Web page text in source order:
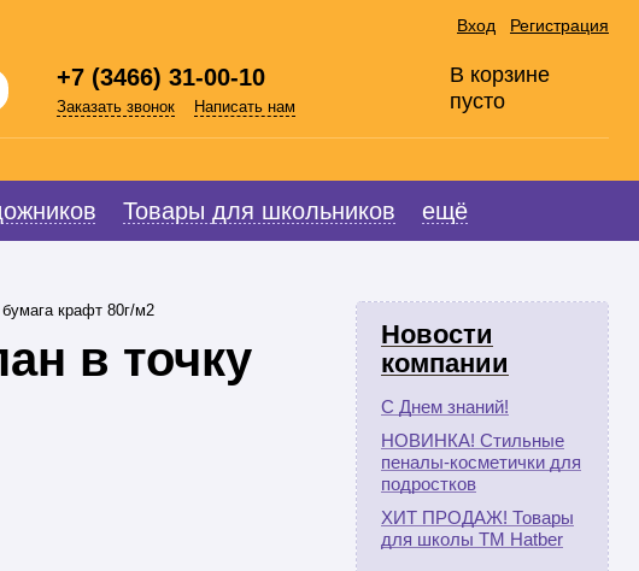
Вход Регистрация
+7 (3466) 31-00-10
Заказать звонок Написать нам
В корзине
пусто
Товары для школьников ещё
Новости
компании
С Днем знаний!
НОВИНКА! Стильные
пеналы-косметички для
подростков
ХИТ ПРОДАЖ! Товары
для школы ТМ Hatber
крафт 80г/м2
в точку